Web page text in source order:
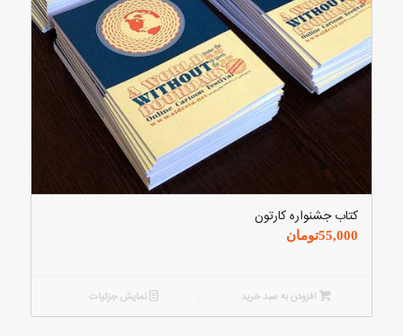
کتاب جشنواره کارتون
55,000تومان
افزودن به سبد خرید نمایش جزئیات